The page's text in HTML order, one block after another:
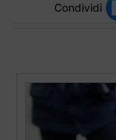
Condividi